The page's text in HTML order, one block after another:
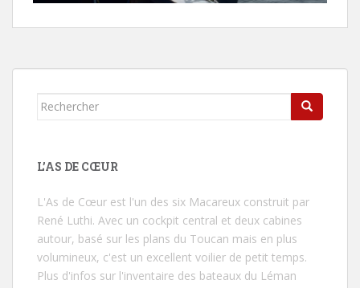
Rechercher...
L’AS DE CŒUR
L'As de Cœur est l'un des six Macareux construit par
René Luthi. Avec un cockpit central et deux cabines
autour, basé sur les plans du Toucan mais en plus
volumineux, c'est un excellent voilier de petit temps.
Plus d'infos sur l'inventaire des bateaux du Léman